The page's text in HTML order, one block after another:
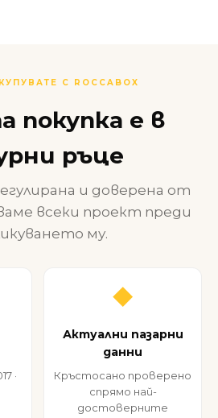
С ROCCABOX
покупка е в
ръце
и доверена от
всеки проект преди
му.
·
◆
Актуални пазарни
данни
Кръстосано проверено
спрямо най-
достоверните